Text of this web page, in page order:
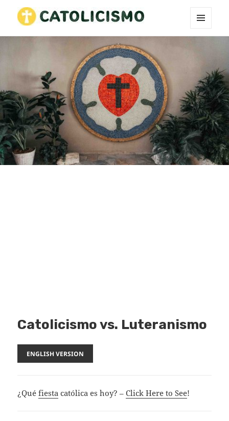
Catholicism
Catolicismo vs. Luteranismo
ENGLISH VERSION
¿Quéfiesta católica es hoy? –Click Here to See!